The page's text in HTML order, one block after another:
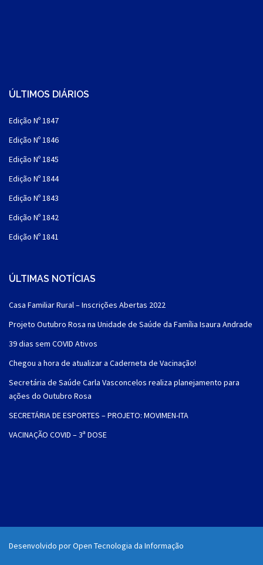
ÚLTIMOS DIÁRIOS
Edição Nº 1847
Edição Nº 1846
Edição Nº 1845
Edição Nº 1844
Edição Nº 1843
Edição Nº 1842
Edição Nº 1841
ÚLTIMAS NOTÍCIAS
Casa Familiar Rural – Inscrições Abertas 2022
Projeto Outubro Rosa na Unidade de Saúde da Família Isaura Andrade
39 dias sem COVID Ativos
Chegou a hora de atualizar a Caderneta de Vacinação!
Secretária de Saúde Carla Vasconcelos realiza planejamento para
ações do Outubro Rosa
SECRETÁRIA DE ESPORTES – PROJETO: MOVIMEN-ITA
VACINAÇÃO COVID – 3ª DOSE
Desenvolvido por Open Tecnologia da Informação